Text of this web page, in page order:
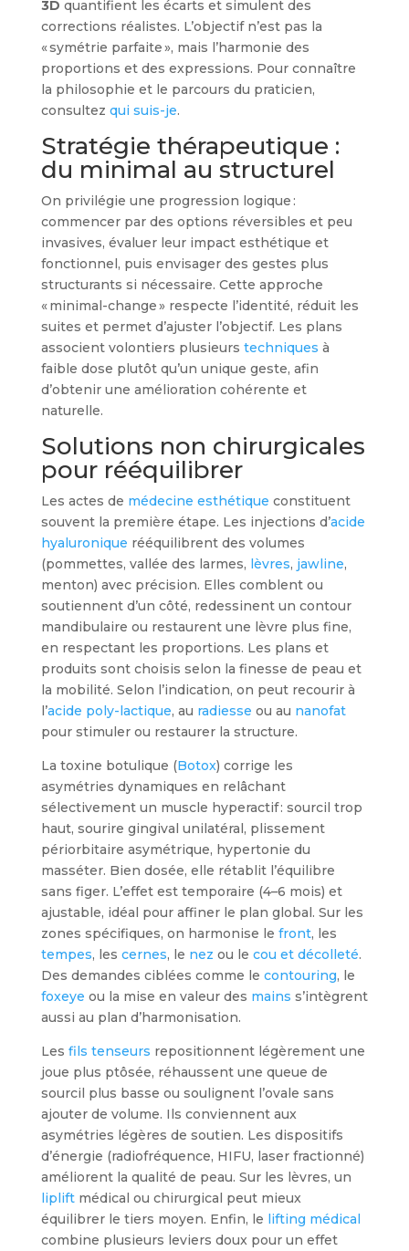
3D quantifient les écarts et simulent des
corrections réalistes. L’objectif n’est pas la
« symétrie parfaite », mais l’harmonie des
proportions et des expressions. Pour connaître
la philosophie et le parcours du praticien,
consultez qui suis-je.
Stratégie thérapeutique :
du minimal au structurel
On privilégie une progression logique :
commencer par des options réversibles et peu
invasives, évaluer leur impact esthétique et
fonctionnel, puis envisager des gestes plus
structurants si nécessaire. Cette approche
« minimal-change » respecte l’identité, réduit les
suites et permet d’ajuster l’objectif. Les plans
associent volontiers plusieurs techniques à
faible dose plutôt qu’un unique geste, afin
d’obtenir une amélioration cohérente et
naturelle.
Solutions non chirurgicales
pour rééquilibrer
Les actes de médecine esthétique constituent
souvent la première étape. Les injections d’acide
hyaluronique rééquilibrent des volumes
(pommettes, vallée des larmes, lèvres, jawline,
menton) avec précision. Elles comblent ou
soutiennent d’un côté, redessinent un contour
mandibulaire ou restaurent une lèvre plus fine,
en respectant les proportions. Les plans et
produits sont choisis selon la finesse de peau et
la mobilité. Selon l’indication, on peut recourir à
l’acide poly-lactique, au radiesse ou au nanofat
pour stimuler ou restaurer la structure.
La toxine botulique (Botox) corrige les
asymétries dynamiques en relâchant
sélectivement un muscle hyperactif : sourcil trop
haut, sourire gingival unilatéral, plissement
périorbitaire asymétrique, hypertonie du
masséter. Bien dosée, elle rétablit l’équilibre
sans figer. L’effet est temporaire (4–6 mois) et
ajustable, idéal pour affiner le plan global. Sur les
zones spécifiques, on harmonise le front, les
tempes, les cernes, le nez ou le cou et décolleté.
Des demandes ciblées comme le contouring, le
foxeye ou la mise en valeur des mains s’intègrent
aussi au plan d’harmonisation.
Les fils tenseurs repositionnent légèrement une
joue plus ptôsée, réhaussent une queue de
sourcil plus basse ou soulignent l’ovale sans
ajouter de volume. Ils conviennent aux
asymétries légères de soutien. Les dispositifs
d’énergie (radiofréquence, HIFU, laser fractionné)
améliorent la qualité de peau. Sur les lèvres, un
lipliftmédical ou chirurgical peut mieux
équilibrer le tiers moyen. Enfin, le lifting médical
combine plusieurs leviers doux pour un effet